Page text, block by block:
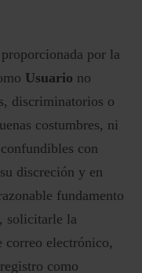
por la
Usuario no
discriminatorios o
costumbres, ni
con
discreción y en
fundamento
, solicitarle la
electrónico,
como